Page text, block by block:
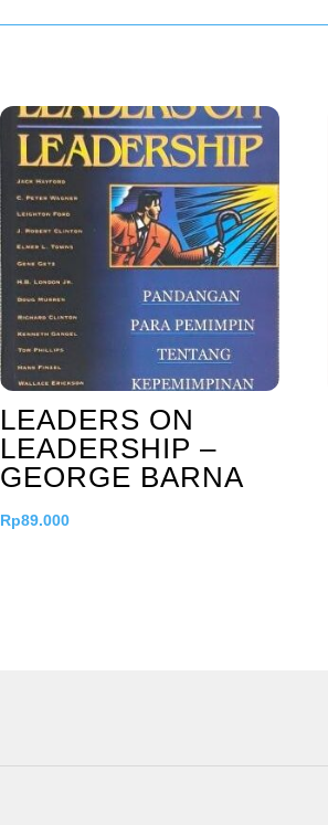
LEADERS ON
LEADERSHIP –
GEORGE BARNA
Rp89.000